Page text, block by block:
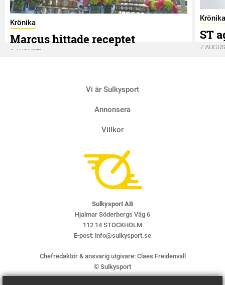
Krönika
Marcus hittade receptet
9 AUGUSTI
Krönika
ST
7
Vi är Sulkysport
Annonsera
Villkor
Sulkysport AB
Hjalmar Söderbergs Väg 6
112 14 STOCKHOLM
E-post: info@sulkysport.se
Chefredaktör & ansvarig utgivare: Claes Freidenvall
© Sulkysport